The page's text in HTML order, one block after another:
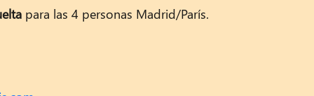
para las 4 personas Madrid/París.